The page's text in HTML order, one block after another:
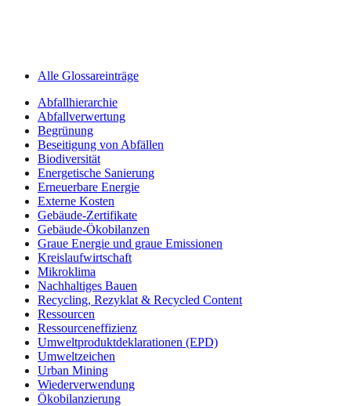
Alle Glossareinträge
Abfallhierarchie
Abfallverwertung
Begrünung
Beseitigung von Abfällen
Biodiversität
Energetische Sanierung
Erneuerbare Energie
Externe Kosten
Gebäude-Zertifikate
Gebäude-Ökobilanzen
Graue Energie und graue Emissionen
Kreislaufwirtschaft
Mikroklima
Nachhaltiges Bauen
Recycling, Rezyklat & Recycled Content
Ressourcen
Ressourceneffizienz
Umweltprodukt­deklarationen (EPD)
Umweltzeichen
Urban Mining
Wiederverwendung
Ökobilanzierung